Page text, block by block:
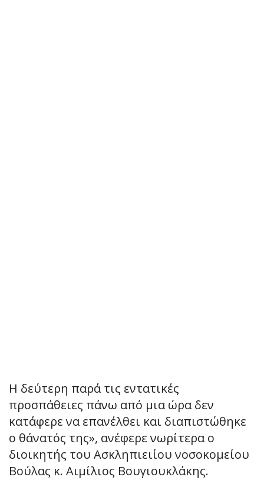
Η δεύτερη παρά τις εντατικές
προσπάθειες πάνω από μια ώρα δεν
κατάφερε να επανέλθει και διαπιστώθηκε
ο θάνατός της», ανέφερε νωρίτερα ο
διοικητής του Ασκληπιειίου νοσοκομείου
Βούλας κ. Αιμίλιος Βουγιουκλάκης.